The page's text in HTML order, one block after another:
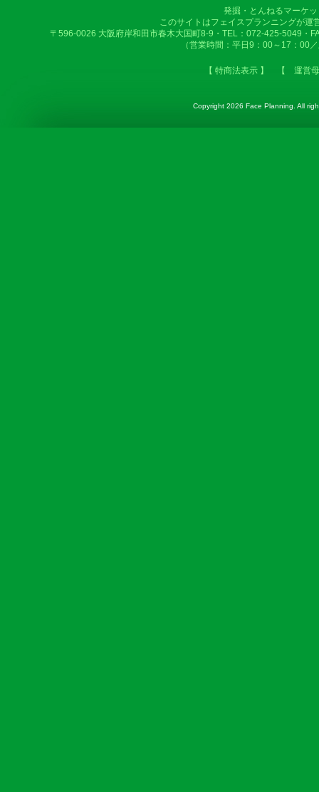
発掘・とんねるマーケ
このサイトはフェイスプランニングが運
〒596-0026 大阪府岸和田市春木大国町8-9・TEL：072-425-5049・
（営業時間：平日9：00～17：00
【 特商法表示 】 【 運営
Copyright 2026 Face Planning. All